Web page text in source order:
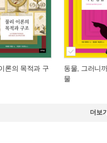
론의 목적과 구
동물, 그러니
물
더보기